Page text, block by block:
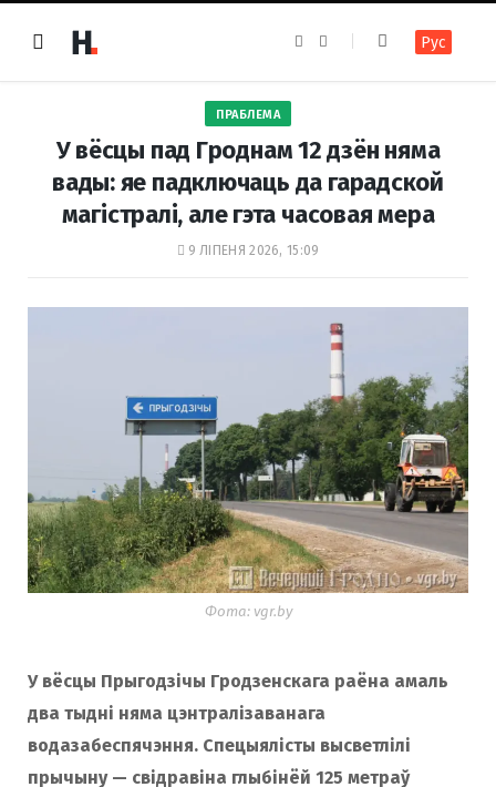
e
k
t
a
m
Рус
ПРАБЛЕМА
У вёсцы пад Гроднам 12 дзён няма
вады: яе падключаць да гарадской
магістралі, але гэта часовая мера
9 ЛІПЕНЯ 2026, 15:09
Фота: vgr.by
У вёсцы Прыгодзічы Гродзенскага раёна амаль
два тыдні няма цэнтралізаванага
водазабеспячэння. Спецыялісты высветлілі
прычыну — свідравіна глыбінёй 125 метраў